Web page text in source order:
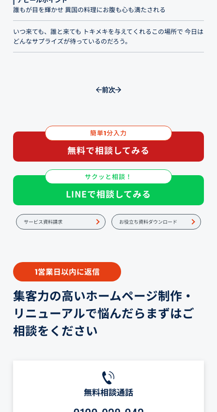
誰もが目を輝かせ 異国の料理にお腹も心も満たされる
いつ来ても、誰と来ても トキメキを与えてくれるこの場所で 今日は
どんなサプライズが待っているのだろう。
前次
簡単1分入力
無料で相談してみる
サクッと相談！
LINEで相談してみる
サービス資料請求 お役立ち資料ダウンロード
1営業日以内に返信
集客力の高いホームページ制作・
リニューアルで悩んだらまずはご
相談をください
無料相談通話